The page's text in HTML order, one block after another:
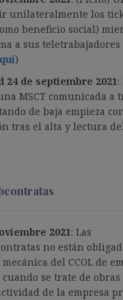
unilateralmente los
beneficio social)
a sus
)
24 de septiembre 2021:
MSCT comunicada a
de baja empieza
tras el alta y lectura
2021: Las
no están
del CCOL de
se trate de obras
de la empresa